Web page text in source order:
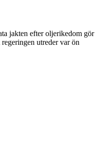
jakten efter oljerikedom gör
utreder var ön